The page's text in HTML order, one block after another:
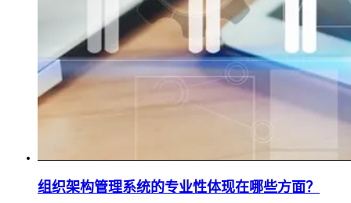
组织架构管理系统的专业性体现在哪些方面？